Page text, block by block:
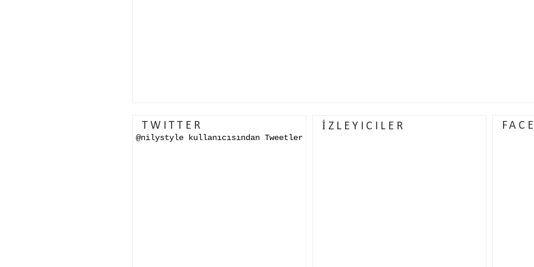
TWITTER
@nilystyle kullanıcısından Tweetler
İZLEYICILER